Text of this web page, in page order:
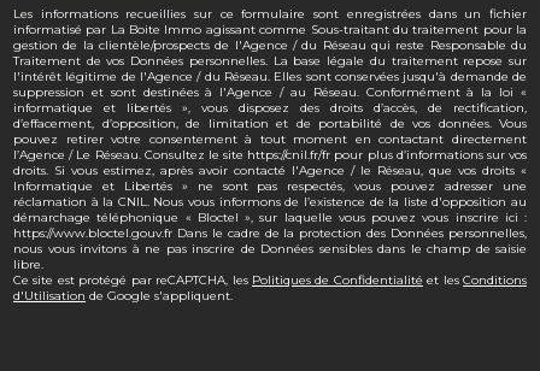
Les informations recueillies sur ce formulaire sont enregistrées dans un fichier
informatisé par La Boite Immo agissant comme Sous-traitant du traitement pour la
gestion de la clientèle/prospects de l'Agence / du Réseau qui reste Responsable du
Traitement de vos Données personnelles. La base légale du traitement repose sur
l'intérêt légitime de l'Agence / du Réseau. Elles sont conservées jusqu'à demande de
suppression et sont destinées à l'Agence / au Réseau. Conformément à la loi «
informatique et libertés », vous disposez des droits d’accès, de rectification,
d’effacement, d’opposition, de limitation et de portabilité de vos données. Vous
pouvez retirer votre consentement à tout moment en contactant directement
l’Agence / Le Réseau. Consultez le site https://cnil.fr/fr pour plus d’informations sur vos
droits. Si vous estimez, après avoir contacté l'Agence / le Réseau, que vos droits «
Informatique et Libertés » ne sont pas respectés, vous pouvez adresser une
réclamation à la CNIL. Nous vous informons de l’existence de la liste d'opposition au
démarchage téléphonique « Bloctel », sur laquelle vous pouvez vous inscrire ici :
https://www.bloctel.gouv.fr Dans le cadre de la protection des Données personnelles,
nous vous invitons à ne pas inscrire de Données sensibles dans le champ de saisie
libre.
Ce site est protégé par reCAPTCHA, les Politiques de Confidentialité et lesConditions
d'Utilisation de Google s'appliquent.